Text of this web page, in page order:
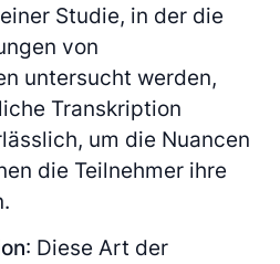
Studie, in der die
von
untersucht werden,
Transkription
um die Nuancen
die Teilnehmer ihre
: Diese Art der